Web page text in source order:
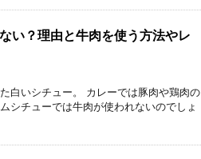
い？理由と牛肉を使う方法やレ
白いシチュー。 カレーでは豚肉や鶏肉の
シチューでは牛肉が使われないのでしょ